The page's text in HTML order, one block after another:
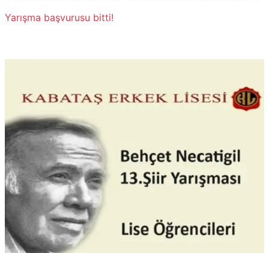
Yarışma başvurusu bitti!